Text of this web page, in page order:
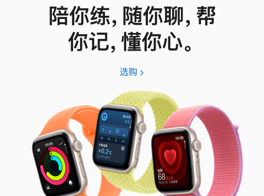
陪你练，随你聊，帮
你记，懂你心。
选购 Apple
SE
3